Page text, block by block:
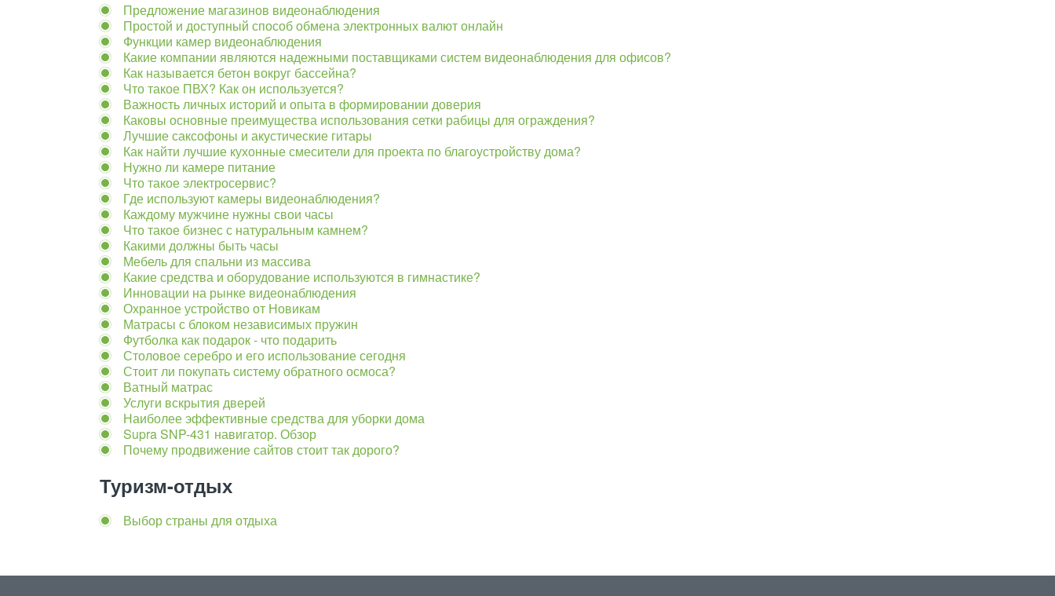
Предложение магазинов видеонаблюдения
Простой и доступный способ обмена электронных валют онлайн
Функции камер видеонаблюдения
Какие компании являются надежными поставщиками систем видеонаблюдения для офисов?
Как называется бетон вокруг бассейна?
Что такое ПВХ? Как он используется?
Важность личных историй и опыта в формировании доверия
Каковы основные преимущества использования сетки рабицы для ограждения?
Лучшие саксофоны и акустические гитары
Как найти лучшие кухонные смесители для проекта по благоустройству дома?
Нужно ли камере питание
Что такое электросервис?
Где используют камеры видеонаблюдения?
Каждому мужчине нужны свои часы
Что такое бизнес с натуральным камнем?
Какими должны быть часы
Мебель для спальни из массива
Какие средства и оборудование используются в гимнастике?
Инновации на рынке видеонаблюдения
Охранное устройство от Новикам
Матрасы с блоком независимых пружин
Футболка как подарок - что подарить
Столовое серебро и его использование сегодня
Стоит ли покупать систему обратного осмоса?
Ватный матрас
Услуги вскрытия дверей
Наиболее эффективные средства для уборки дома
Supra SNP-431 навигатор. Обзор
Почему продвижение сайтов стоит так дорого?
Туризм-отдых
Выбор страны для отдыха